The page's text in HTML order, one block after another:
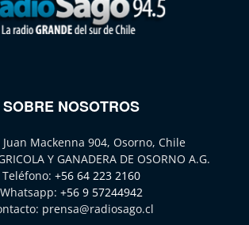
SOBRE NOSOTROS
Mackenna 904, Osorno, Chile
Y GANADERA DE OSORNO A.G.
Teléfono: +56 64 223 2160
Whatsapp: +56 9 57244942
prensa@radiosago.cl